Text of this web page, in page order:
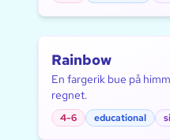
Rainbow
En fargerik bue på
regnet.
4-6 educational